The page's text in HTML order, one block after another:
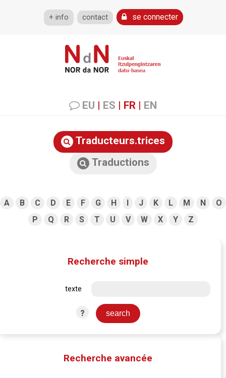
+ info contact se connecter
EU | ES | FR | EN
Traducteurs.trices
Traductions
A B C D E F G H I J K L M N
O
P
Q R S T U V W X Y Z
Recherche simple
texte
?
Recherche avancée